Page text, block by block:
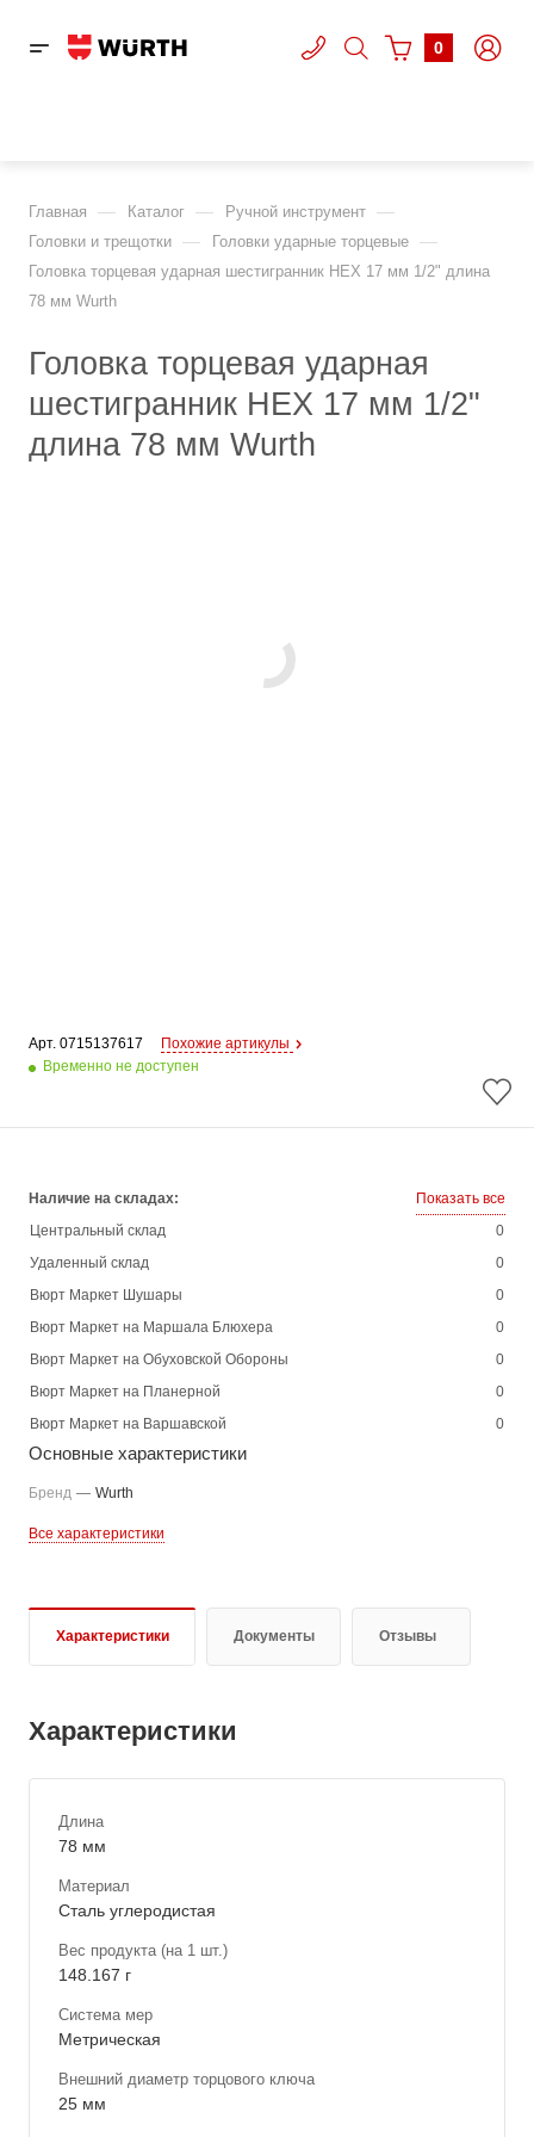
0
Главная — Каталог — Ручной инструмент —
Головки и трещотки — Головки ударные торцевые —
Головка торцевая ударная шестигранник HEX 17 мм 1/2" длина
78 мм Wurth
Головка торцевая ударная
шестигранник HEX 17 мм 1/2"
длина 78 мм Wurth
Арт. 0715137617
Похожие артикулы
Временно не доступен
Наличие на складах:
Показать все
Центральный склад
0
Удаленный склад
0
Вюрт Маркет Шушары
0
Вюрт Маркет на Маршала Блюхера
0
Вюрт Маркет на Обуховской Обороны
0
Вюрт Маркет на Планерной
0
Вюрт Маркет на Варшавской
0
Основные характеристики
Бренд — Wurth
Все характеристики
Характеристики Документы Отзывы
Характеристики
Длина
78 мм
Материал
Сталь углеродистая
Вес продукта (на 1 шт.)
148.167 г
Система мер
Метрическая
Внешний диаметр торцового ключа
25 мм